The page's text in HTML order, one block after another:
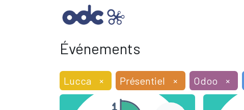
Événements
Lucca × Présentiel × Odoo ×